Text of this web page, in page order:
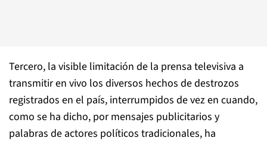
Tercero, la visible limitación de la prensa televisiva a
transmitir en vivo los diversos hechos de destrozos
registrados en el país, interrumpidos de vez en cuando,
como se ha dicho, por mensajes publicitarios y
palabras de actores políticos tradicionales, ha